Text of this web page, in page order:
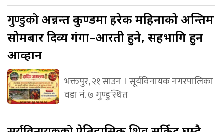
गुण्डुकोअन्नन्त कुण्डमा हरेक महिनाको अन्तिम
सोमबार दिव्य गंगा–आरती हुने, सहभागि हुन
आव्हान
भक्तपुर, २१ साउन । सूर्यविनायक नगरपालिका
वडा नं. ७ गुण्डुस्थित